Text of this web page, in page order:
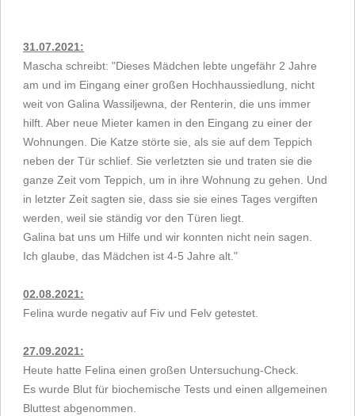
31.07.2021:
Mascha schreibt: "Dieses Mädchen lebte ungefähr 2 Jahre
am und im Eingang einer großen Hochhaussiedlung, nicht
weit von Galina Wassiljewna, der Renterin, die uns immer
hilft. Aber neue Mieter kamen in den Eingang zu einer der
Wohnungen. Die Katze störte sie, als sie auf dem Teppich
neben der Tür schlief. Sie verletzten sie und traten sie die
ganze Zeit vom Teppich, um in ihre Wohnung zu gehen. Und
in letzter Zeit sagten sie, dass sie sie eines Tages vergiften
werden, weil sie ständig vor den Türen liegt.
Galina bat uns um Hilfe und wir konnten nicht nein sagen.
Ich glaube, das Mädchen ist 4-5 Jahre alt."
02.08.2021:
Felina wurde negativ auf Fiv und Felv getestet.
27.09.2021:
Heute hatte Felina einen großen Untersuchung-Check.
Es wurde Blut für biochemische Tests und einen allgemeinen
Bluttest abgenommen.